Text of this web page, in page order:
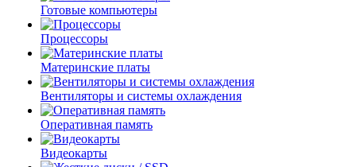
Готовые компьютеры
Процессоры
Материнские платы
Вентиляторы и системы охлаждения
Оперативная память
Видеокарты